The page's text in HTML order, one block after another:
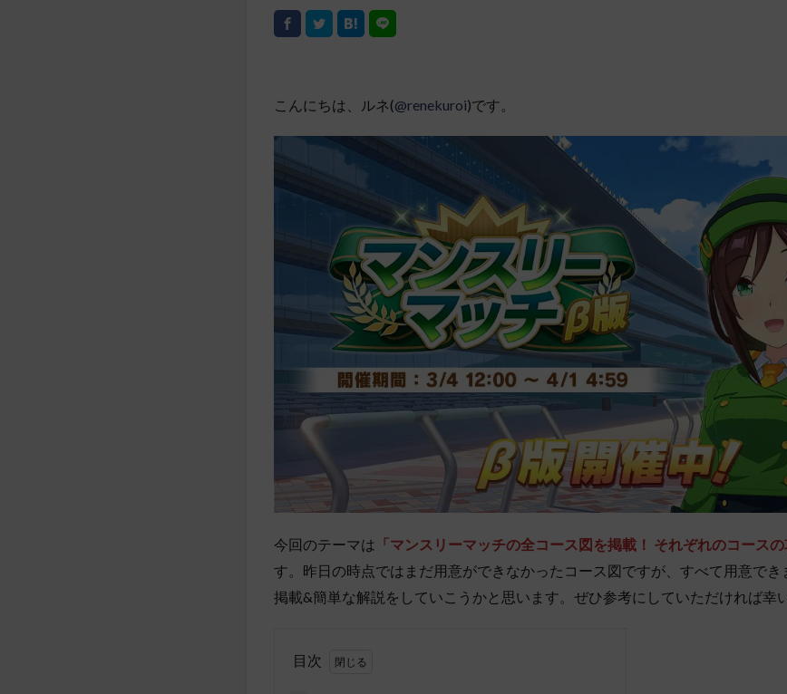
こんにちは、ルネ(@renekuroi)です。
今回のテーマは 「マンスリーマッチの全コース図を掲載！ それぞれのコース
す。昨日の時点ではまだ用意ができなかったコース図ですが、すべて用意でき
掲載&簡単な解説をしていこうかと思います。ぜひ参考にしていただければ幸
目次